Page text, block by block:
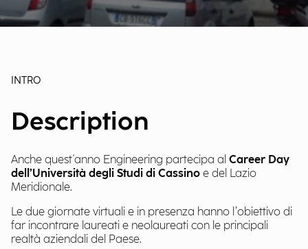
INTRO
Description
Anche quest'anno Engineering partecipa al Career Day
dell’Università degli Studi di Cassino e del Lazio
Meridionale.
Le due giornate virtuali e in presenza hanno l’obiettivo di
far incontrare laureati e neolaureati con le principali
realtà aziendali del Paese.